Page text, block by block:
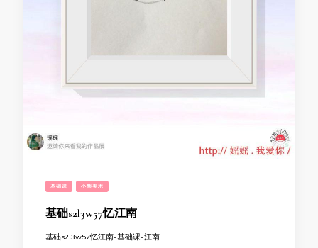
基础课 小熊美术
基础s2l3w57忆江南
基础s2l3w57忆江南-基础课-江南